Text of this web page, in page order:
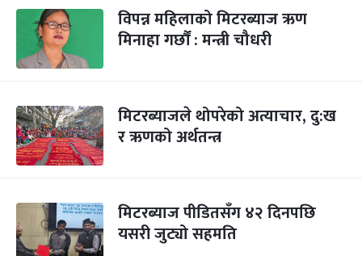
विपन्न महिलाको मिटरब्याज ऋण
मिनाहा गर्छौं : मन्त्री चौधरी
मिटरब्याजले थोपरेको अत्याचार, दु:ख
र ऋणको अर्थतन्त्र
मिटरब्याज पीडितसँग ४२ दिनपछि
यसरी जुट्यो सहमति